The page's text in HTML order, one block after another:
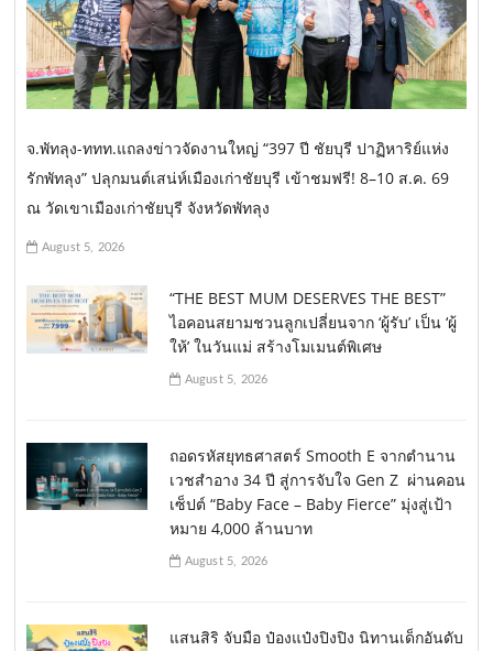
จ.พัทลุง-ททท.แถลงข่าวจัดงานใหญ่ “397 ปี ชัยบุรี ปาฏิหาริย์แห่ง
รักพัทลุง” ปลุกมนต์เสน่ห์เมืองเก่าชัยบุรี เข้าชมฟรี! 8–10 ส.ค. 69
ณ วัดเขาเมืองเก่าชัยบุรี จังหวัดพัทลุง
August 5, 2026
“THE BEST MUM DESERVES THE BEST”
ไอคอนสยามชวนลูกเปลี่ยนจาก ‘ผู้รับ’ เป็น ‘ผู้
ให้’ ในวันแม่ สร้างโมเมนต์พิเศษ
August 5, 2026
ถอดรหัสยุทธศาสตร์ Smooth E จากตำนาน
เวชสำอาง 34 ปี สู่การจับใจ Gen Z ผ่านคอน
เซ็ปต์ “Baby Face – Baby Fierce” มุ่งสู่เป้า
หมาย 4,000 ล้านบาท
August 5, 2026
แสนสิริ จับมือ ป๋องแป๋งปิงปิง นิทานเด็กอันดับ